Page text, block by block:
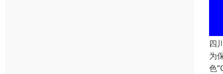
四
为
色